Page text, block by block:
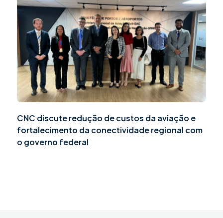
CNC discute redução de custos da aviação e
fortalecimento da conectividade regional com
o governo federal